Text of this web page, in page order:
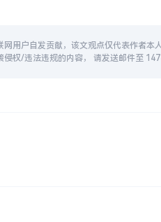
网用户自发贡献，该文观点仅代表作者
侵权/违法违规的内容， 请发送邮件至